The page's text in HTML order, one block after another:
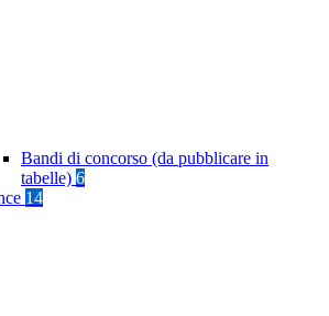
Bandi di concorso (da pubblicare in
tabelle) 6
14